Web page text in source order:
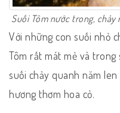
Suối Tôm nước trong, chảy
Với những con suối nhỏ
Tôm rất mát mẻ và trong
suối chảy quanh năm
hương thơm hoa cỏ.